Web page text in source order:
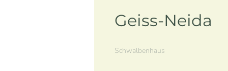
Geiss-Neida
Schwalbenhaus